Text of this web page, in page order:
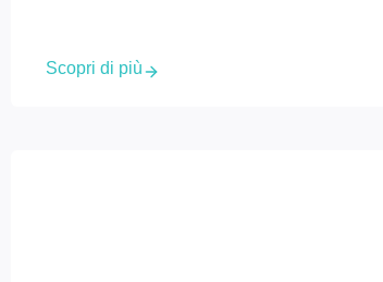
Scopri di più